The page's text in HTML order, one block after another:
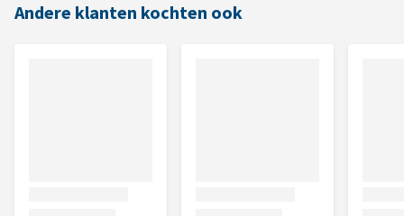
Andere klanten kochten ook